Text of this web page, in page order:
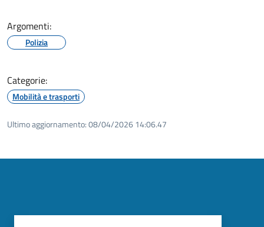
Argomenti:
Polizia
Categorie:
Mobilità e trasporti
Ultimo aggiornamento:08/04/2026 14:06.47